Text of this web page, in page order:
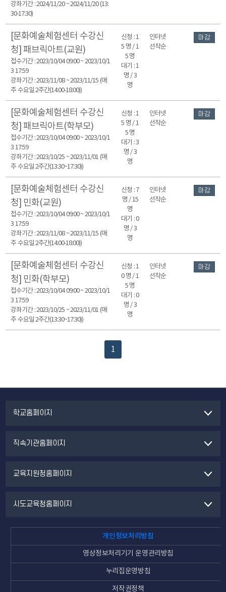
강좌기간 : 2024/11/20 ~ 2024/11/20 (13:
30-17:30)
[문화예술체험센터 수강신
청] 패브릭아트(교원)
접수기간 : 2023/10/04 09:00 ~ 2023/10/1
3 17:59
강좌기간 : 2023/11/08 ~ 2023/11/15 (매
주 수요일 2주간(14:00-18:00))
신청 : 1
5 명 / 1
5 명
대기 : 1
명 / 3
명
인터넷
선착순
마감
[문화예술체험센터 수강신
청] 패브릭아트(학부모)
접수기간 : 2023/10/04 09:00 ~ 2023/10/1
3 17:59
강좌기간 : 2023/10/25 ~ 2023/11/01 (매
주 수요일 2주간(13:30~17:30))
신청 : 1
5 명 / 1
5 명
대기 : 3
명 / 3
명
인터넷
선착순
마감
[문화예술체험센터 수강신
청] 민화(교원)
접수기간 : 2023/10/04 09:00 ~ 2023/10/1
3 17:59
강좌기간 : 2023/11/08 ~ 2023/11/15 (매
주 수요일 2주간(14:00-18:00))
신청 : 7
명 / 15
명
대기 : 0
명 / 3
명
인터넷
선착순
마감
[문화예술체험센터 수강신
청] 민화(학부모)
접수기간 : 2023/10/04 09:00 ~ 2023/10/1
3 17:59
강좌기간 : 2023/10/25 ~ 2023/11/01 (매
주 수요일 2주간(13:30~17:30))
신청 : 1
0 명 / 1
5 명
대기 : 0
명 / 3
명
인터넷
선착순
마감
1
학교홈페이지
직속기관홈페이지
교육지원청홈페이지
시도교육청홈페이지
개인정보처리방침
영상정보처리기기 운영관리방침
누리집운영방침
저작권정책